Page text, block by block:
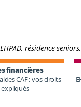
résidence seniors,
financières
CAF : vos droits
expliqués